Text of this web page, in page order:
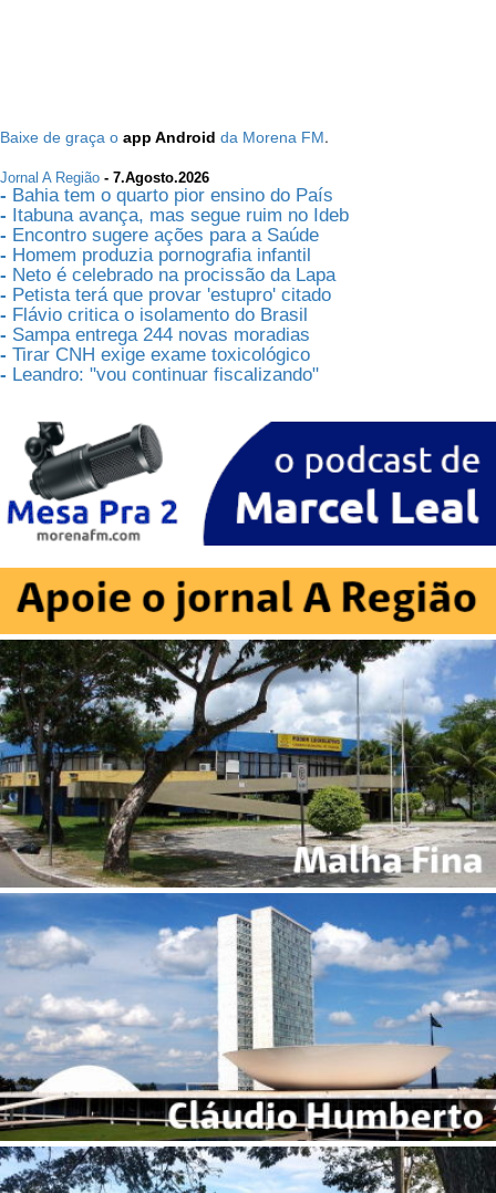
Baixe de graça o app Android da Morena FM.
Jornal A Região - 7.Agosto.2026
- Bahia tem o quarto pior ensino do País
- Itabuna avança, mas segue ruim no Ideb
- Encontro sugere ações para a Saúde
- Homem produzia pornografia infantil
- Neto é celebrado na procissão da Lapa
- Petista terá que provar 'estupro' citado
- Flávio critica o isolamento do Brasil
- Sampa entrega 244 novas moradias
- Tirar CNH exige exame toxicológico
- Leandro: "vou continuar fiscalizando"